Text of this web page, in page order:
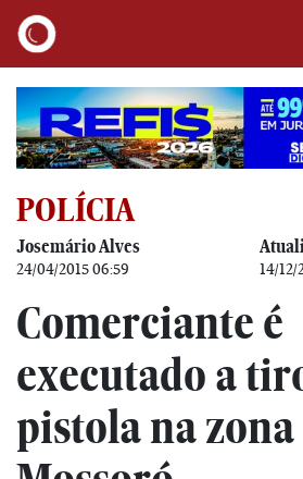
POLÍCIA
Josemário Alves
24/04/2015 06:59 14/12/
Comerciante é
executado a
pistola na zona